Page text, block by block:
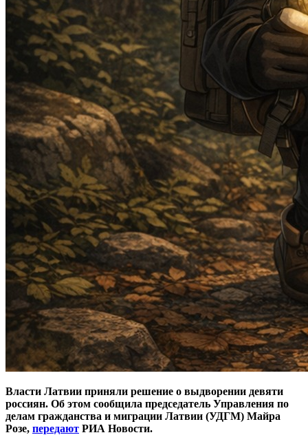
Власти Латвии приняли решение о выдворении девяти
россиян. Об этом сообщила председатель Управления по
делам гражданства и миграции Латвии (УДГМ) Майра
Розе, передают РИА Новости.